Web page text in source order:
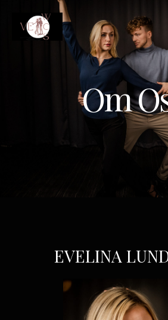
Om
EVELINA